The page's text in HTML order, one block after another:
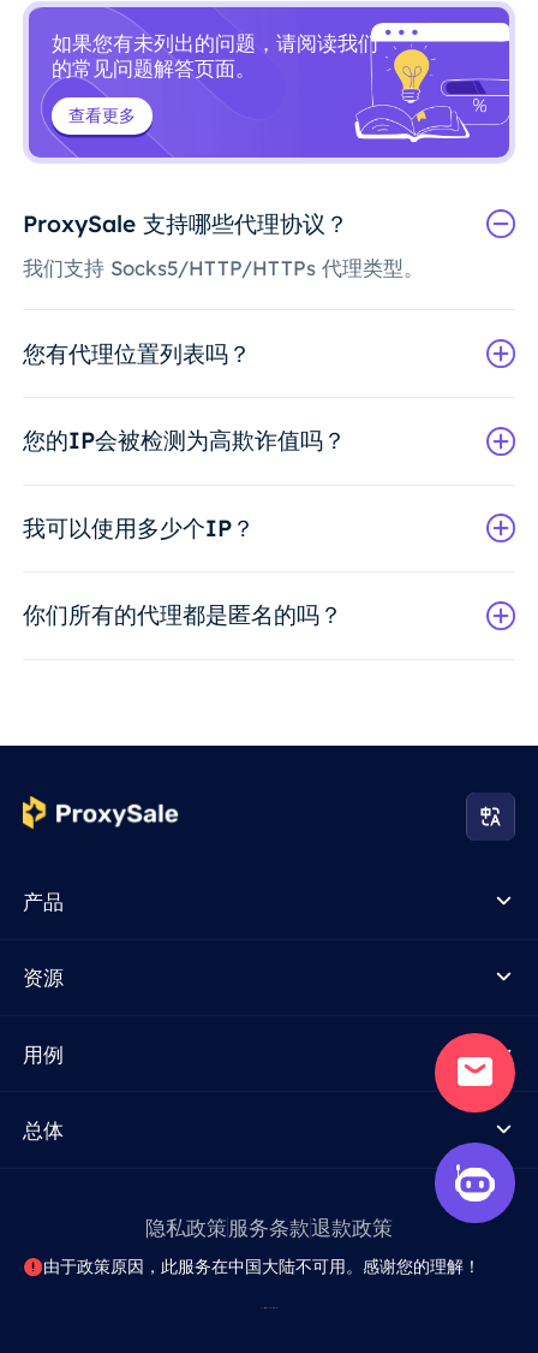
如果您有未列出的问题，请阅读我们
的常见问题解答页面。
查看更多
ProxySale 支持哪些代理协议？
我们支持 Socks5/HTTP/HTTPs 代理类型。
您有代理位置列表吗？
您的IP会被检测为高欺诈值吗？
我可以使用多少个IP？
你们所有的代理都是匿名的吗？
产品
资源
用例
总体
隐私政策服务条款退款政策
由于政策原因，此服务在中国大陆不可用。感谢您的理解！